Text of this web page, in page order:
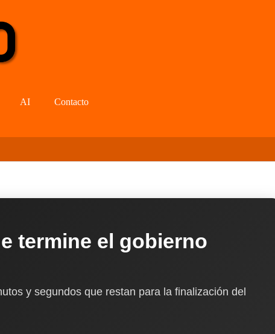
AI Contacto
termine el gobierno
y segundos que restan para la finalización del